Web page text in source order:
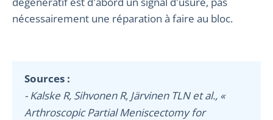
nécessairement une réparation à faire au bloc.
Sources :
- Kalske R, Sihvonen R, Järvinen TLN et al., «
Arthroscopic Partial Meniscectomy for